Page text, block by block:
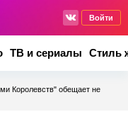
Войти
ТВ и сериалы Стиль
Королевств" обещает не